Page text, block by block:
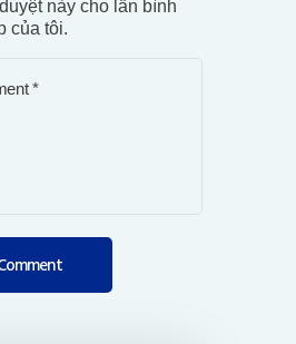
này cho lần bình
của tôi.